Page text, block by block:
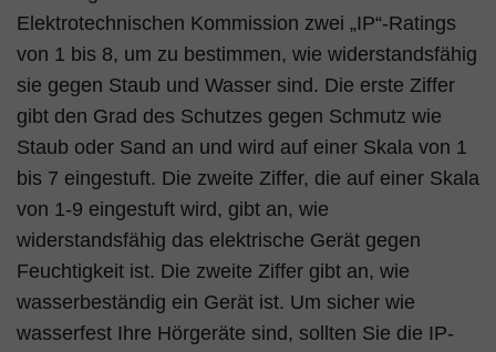
Elektrotechnischen Kommission zwei „IP“-Ratings
von 1 bis 8, um zu bestimmen, wie widerstandsfähig
sie gegen Staub und Wasser sind. Die erste Ziffer
gibt den Grad des Schutzes gegen Schmutz wie
Staub oder Sand an und wird auf einer Skala von 1
bis 7 eingestuft. Die zweite Ziffer, die auf einer Skala
von 1-9 eingestuft wird, gibt an, wie
widerstandsfähig das elektrische Gerät gegen
Feuchtigkeit ist. Die zweite Ziffer gibt an, wie
wasserbeständig ein Gerät ist. Um sicher wie
wasserfest Ihre Hörgeräte sind, sollten Sie die IP-